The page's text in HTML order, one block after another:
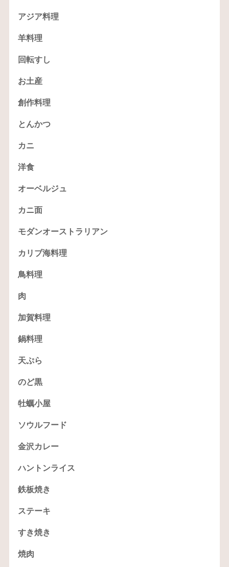
アジア料理
羊料理
回転すし
お土産
創作料理
とんかつ
カニ
洋食
オーベルジュ
カニ面
モダンオーストラリアン
カリブ海料理
鳥料理
肉
加賀料理
鍋料理
天ぷら
のど黒
牡蠣小屋
ソウルフード
金沢カレー
ハントンライス
鉄板焼き
ステーキ
すき焼き
焼肉